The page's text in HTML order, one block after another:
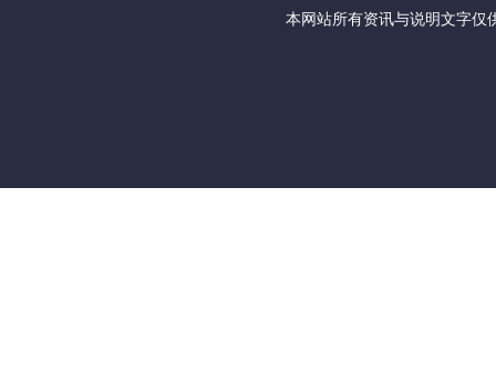
本网站所有资讯与说明文字仅